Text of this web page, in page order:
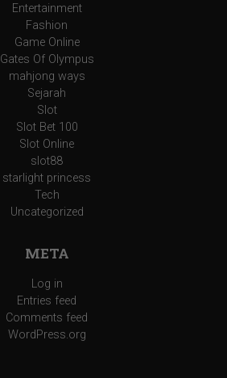
Entertainment
Fashion
Game Online
Gates Of Olympus
mahjong ways
Sejarah
Slot
Slot Bet 100
Slot Online
slot88
starlight princess
Tech
Uncategorized
META
Log in
Entries feed
Comments feed
WordPress.org